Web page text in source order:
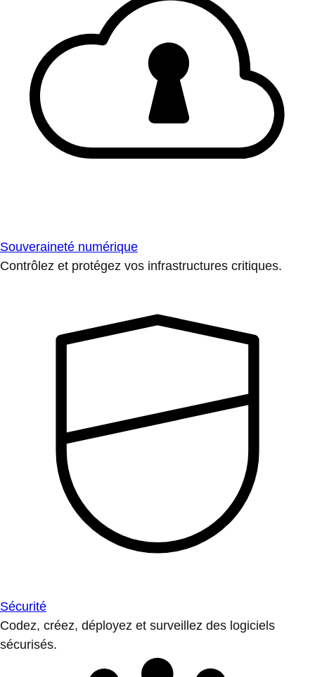
Souveraineté numérique
Contrôlez et protégez vos infrastructures critiques.
Sécurité
Codez, créez, déployez et surveillez des logiciels
sécurisés.